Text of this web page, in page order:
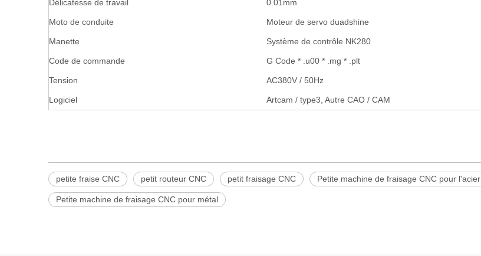
Délicatesse de travail 0.01mm
Moto de conduite Moteur de servo duadshine
Manette Système de contrôle NK280
Code de commande G Code * .u00 * .mg * .plt
Tension AC380V / 50Hz
Logiciel Artcam / type3, Autre CAO / CAM
petite fraise CNC petit routeur CNC petit fraisage CNC Petite machine de fraisage CNC pour l'acier
Petite machine de fraisage CNC pour métal